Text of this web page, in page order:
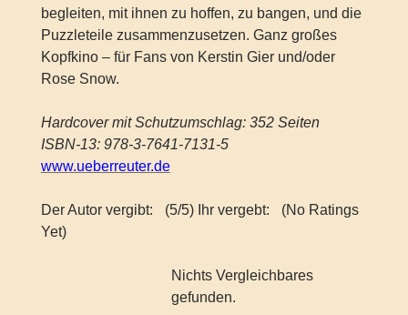
begleiten, mit ihnen zu hoffen, zu bangen, und die
Puzzleteile zusammenzusetzen. Ganz großes
Kopfkino – für Fans von Kerstin Gier und/oder
Rose Snow.
Hardcover mit Schutzumschlag: 352 Seiten
ISBN-13: 978-3-7641-7131-5
www.ueberreuter.de
Der Autor vergibt: (5/5) Ihr vergebt:
(No Ratings
Yet)
Nichts Vergleichbares
gefunden.